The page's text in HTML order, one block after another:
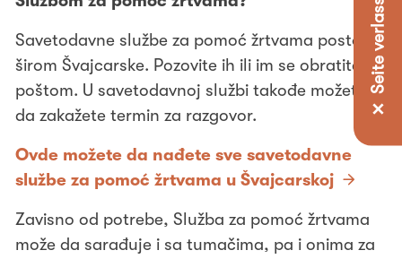
✕ Seite verlassen
Savetodavne službe za pomoć žrtvama postoje
širom Švajcarske. Pozovite ih ili im se obratite e-
poštom. U savetodavnoj službi takođe možete
da zakažete termin za razgovor.
Ovde možete da nađete sve savetodavne
službe za pomoć žrtvama u Švajcarskoj
Zavisno od potrebe, Služba za pomoć žrtvama
može da sarađuje i sa tumačima, pa i onima za